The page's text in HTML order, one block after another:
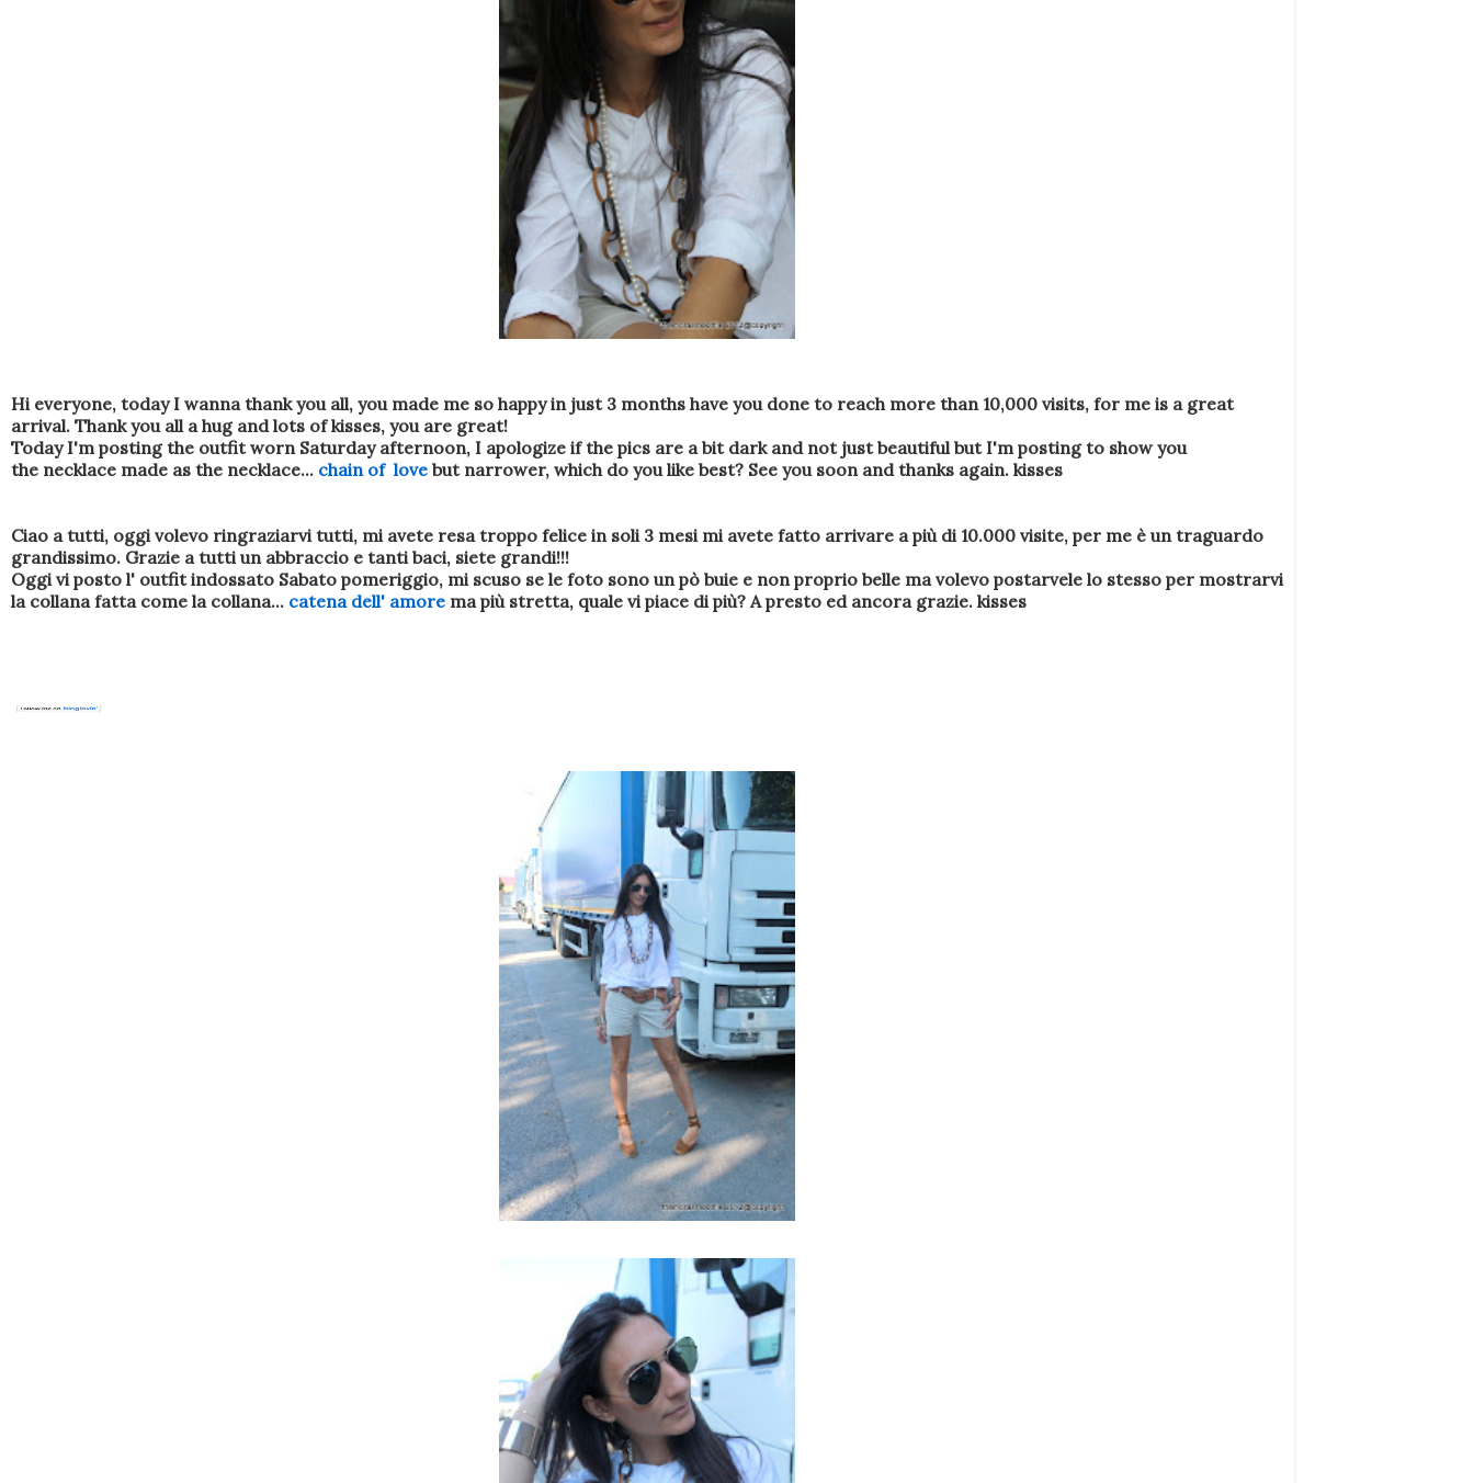
Hi everyone, today I wanna thank you all, you made ​​me so happy in just 3 months have you done to reach more than 10,000 visits, for me is a great
arrival. Thank you all a hug and lots of kisses, you are great!
Today I'm postingthe outfit worn Saturday afternoon, I apologize if the pics are a bit dark and not just beautiful but I'm posting to show you
the necklace made as the necklace... chain of love but narrower, which do you like best? See you soon and thanks again. kisses
Ciao a tutti, oggi volevo ringraziarvi tutti, mi avete resa troppo felice in soli 3 mesi mi avete fatto arrivare a più di 10.000 visite, per me è un traguardo
grandissimo. Grazie a tutti un abbraccio e tanti baci, siete grandi!!!
Oggi vi posto l' outfit indossato Sabato pomeriggio, mi scuso se le foto sono un pò buie e non proprio belle ma volevo postarvele lo stesso per mostrarvi
la collana fatta come la collana... catena dell' amore ma più stretta, quale vi piace di più? A presto ed ancora grazie. kisses